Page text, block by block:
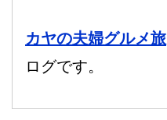
カヤの夫婦グルメ旅
ログです。